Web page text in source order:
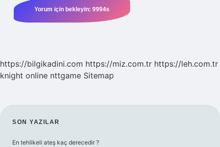
https://bilgikadini.com https://miz.com.tr https://leh.com.tr
knight online nttgame Sitemap
SIDEBAR
SON YAZILAR
En tehlikeli ateş kaç derecedir ?